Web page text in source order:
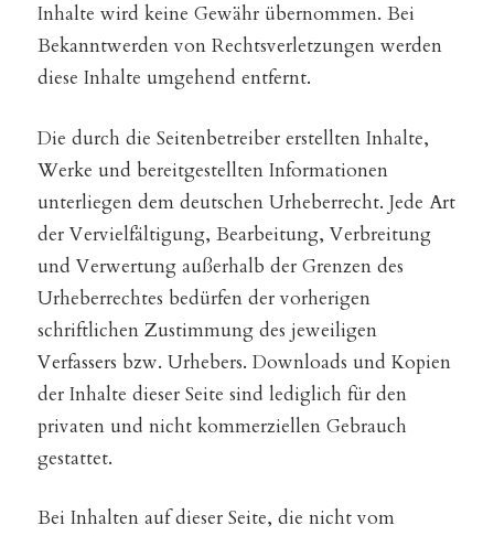
Inhalte wird keine Gewähr übernommen. Bei
Bekanntwerden von Rechtsverletzungen werden
diese Inhalte umgehend entfernt.
Die durch die Seitenbetreiber erstellten Inhalte,
Werke und bereitgestellten Informationen
unterliegen dem deutschen Urheberrecht. Jede Art
der Vervielfältigung, Bearbeitung, Verbreitung
und Verwertung außerhalb der Grenzen des
Urheberrechtes bedürfen der vorherigen
schriftlichen Zustimmung des jeweiligen
Verfassers bzw. Urhebers. Downloads und Kopien
der Inhalte dieser Seite sind lediglich für den
privaten und nicht kommerziellen Gebrauch
gestattet.
Bei Inhalten auf dieser Seite, die nicht vom